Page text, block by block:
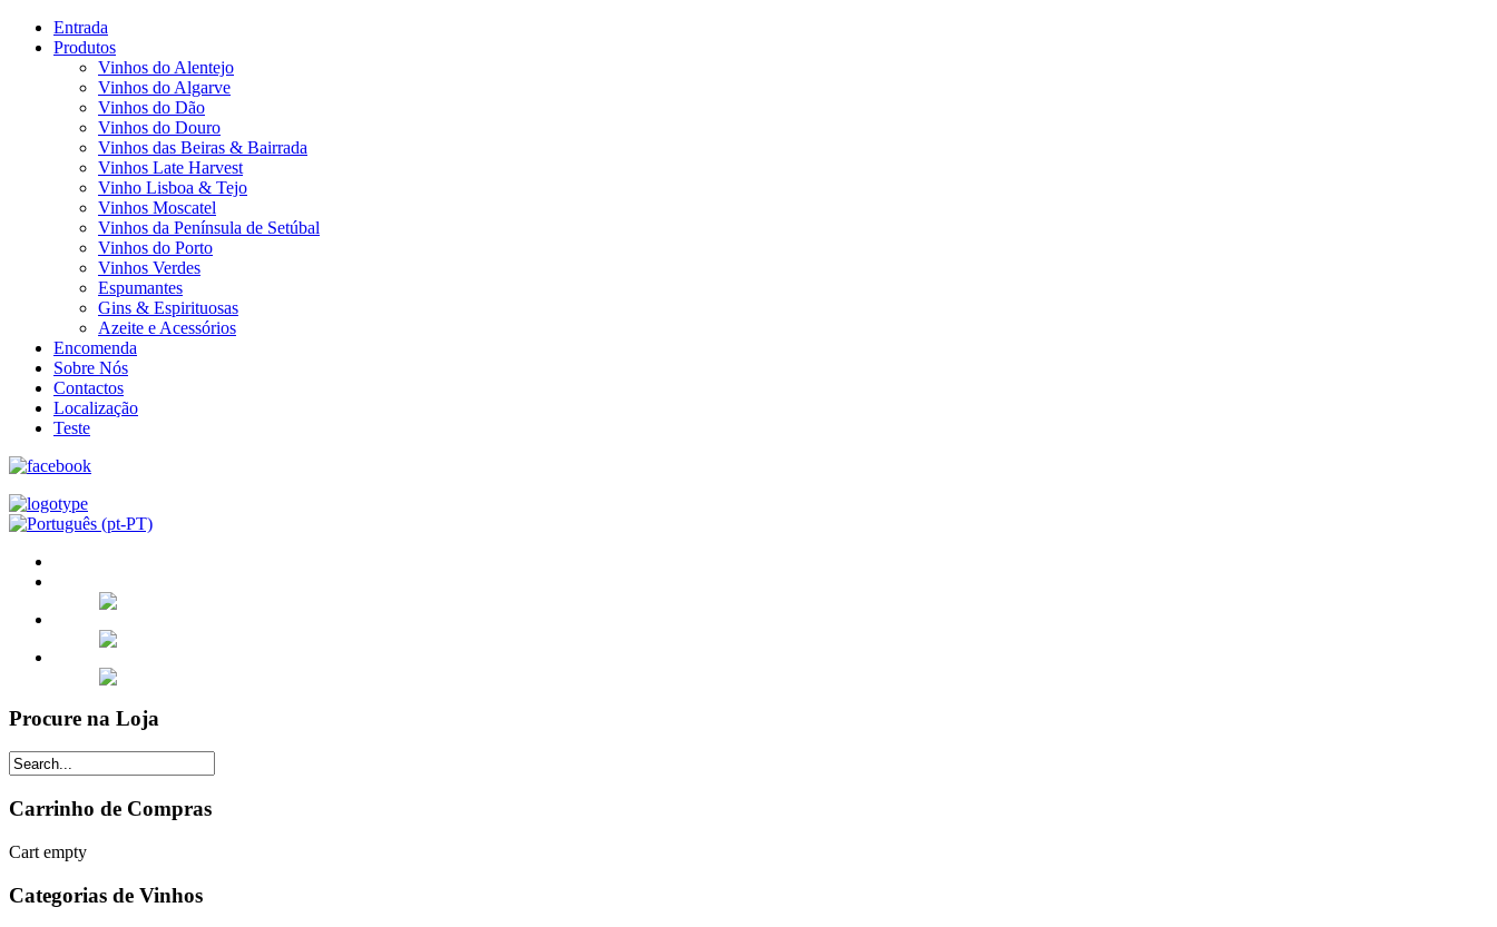
Entrada
Produtos
Vinhos do Alentejo
Vinhos do Algarve
Vinhos do Dão
Vinhos do Douro
Vinhos das Beiras & Bairrada
Vinhos Late Harvest
Vinho Lisboa & Tejo
Vinhos Moscatel
Vinhos da Península de Setúbal
Vinhos do Porto
Vinhos Verdes
Espumantes
Gins & Espirituosas
Azeite e Acessórios
Encomenda
Sobre Nós
Contactos
Localização
Teste
Procure na Loja
Carrinho de Compras
Cart empty
Categorias de Vinhos